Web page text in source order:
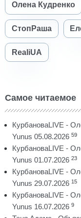
Олена Кудренко
СтопРаша
RealiUA
Самое читаемое
КурбановаLIVE -
Yunus 05.08.2026 59
КурбановаLIVE -
Yunus 01.07.2026 23
КурбановаLIVE -
Yunus 29.07.2026 15
КурбановаLIVE -
Yunus 16.07.2026 9